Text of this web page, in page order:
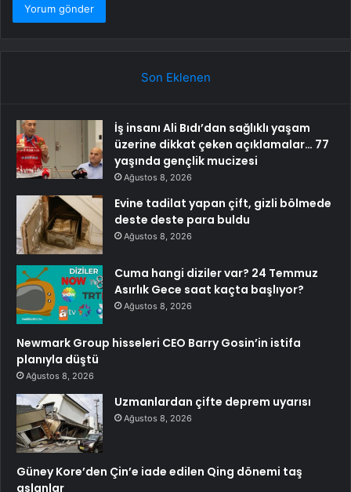
Son Eklenen
İş insanı Ali Bıdı’dan sağlıklı yaşam
üzerine dikkat çeken açıklamalar… 77
yaşında gençlik mucizesi
Ağustos 8, 2026
Evine tadilat yapan çift, gizli bölmede
deste deste para buldu
Ağustos 8, 2026
Cuma hangi diziler var? 24 Temmuz
Asırlık Gece saat kaçta başlıyor?
Ağustos 8, 2026
Newmark Group hisseleri CEO Barry Gosin’in istifa
planıyla düştü
Ağustos 8, 2026
Uzmanlardan çifte deprem uyarısı
Ağustos 8, 2026
Güney Kore’den Çin’e iade edilen Qing dönemi taş
aslanlar